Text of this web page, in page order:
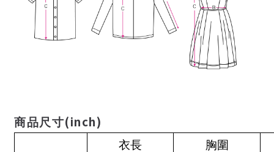
商品尺寸(inch)
衣長
胸圍